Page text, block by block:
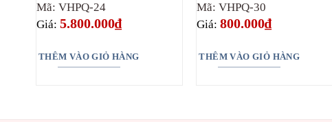
Mã: VHPQ-24
Giá: 5.800.000₫
THÊM VÀO GIỎ HÀNG
Mã: VHPQ-30
Giá:800.000₫
THÊM VÀO GIỎ HÀNG